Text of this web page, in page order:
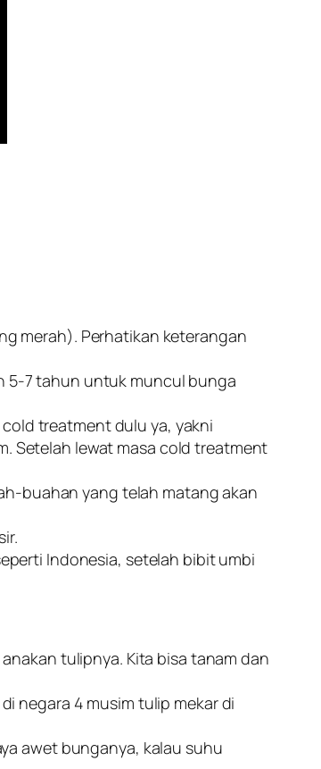
merah). Perhatikan keterangan
5-7 tahun untuk muncul bunga
treatment dulu ya, yakni
Setelah lewat masa cold treatment
buahan yang telah matang akan
Indonesia, setelah bibit umbi
tulipnya. Kita bisa tanam dan
negara 4 musim tulip mekar di
awet bunganya, kalau suhu